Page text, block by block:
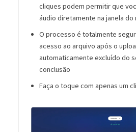
cliques podem permitir que
áudio diretamente na janela do
O processo é totalmente
acesso ao arquivo após o
automaticamente excluído do
conclusão
Faça o toque com apenas um